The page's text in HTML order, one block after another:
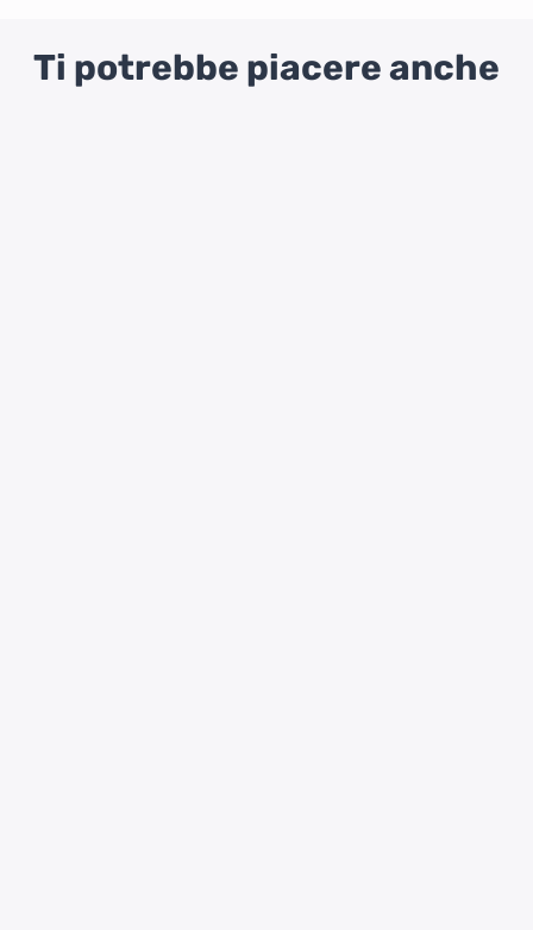
Ti potrebbe piacere anche